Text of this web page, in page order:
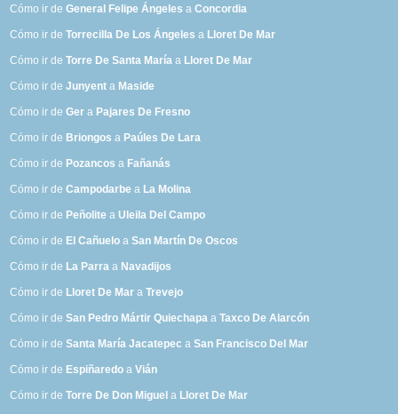
Cómo ir deGeneral Felipe Ángeles aConcordia
Cómo ir deTorrecilla De Los Ángeles a Lloret De Mar
Cómo ir deTorre De Santa María a Lloret De Mar
Cómo ir deJunyent a Maside
Cómo ir deGer a Pajares De Fresno
Cómo ir de Briongos a Paúles De Lara
Cómo ir de Pozancos a Fañanás
Cómo ir deCampodarbe a La Molina
Cómo ir de Peñolite aUleila Del Campo
Cómo ir de El Cañuelo aSan Martín De Oscos
Cómo ir de La Parra a Navadijos
Cómo ir de Lloret De Mar aTrevejo
Cómo ir deSan Pedro Mártir Quiechapa aTaxco De Alarcón
Cómo ir deSanta María Jacatepec aSan Francisco Del Mar
Cómo ir de Espiñaredo aVián
Cómo ir deTorre De Don Miguel a Lloret De Mar